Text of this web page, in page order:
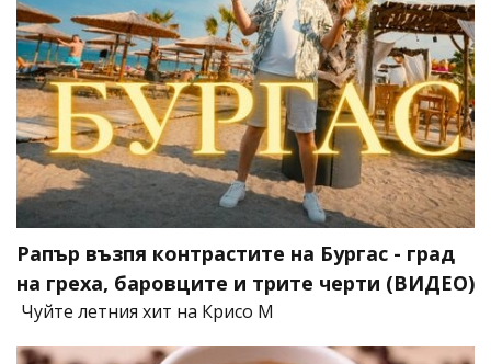
Рапър възпя контрастите на Бургас - град
на греха, баровците и трите черти (ВИДЕО)
Чуйте летния хит на Крисо М